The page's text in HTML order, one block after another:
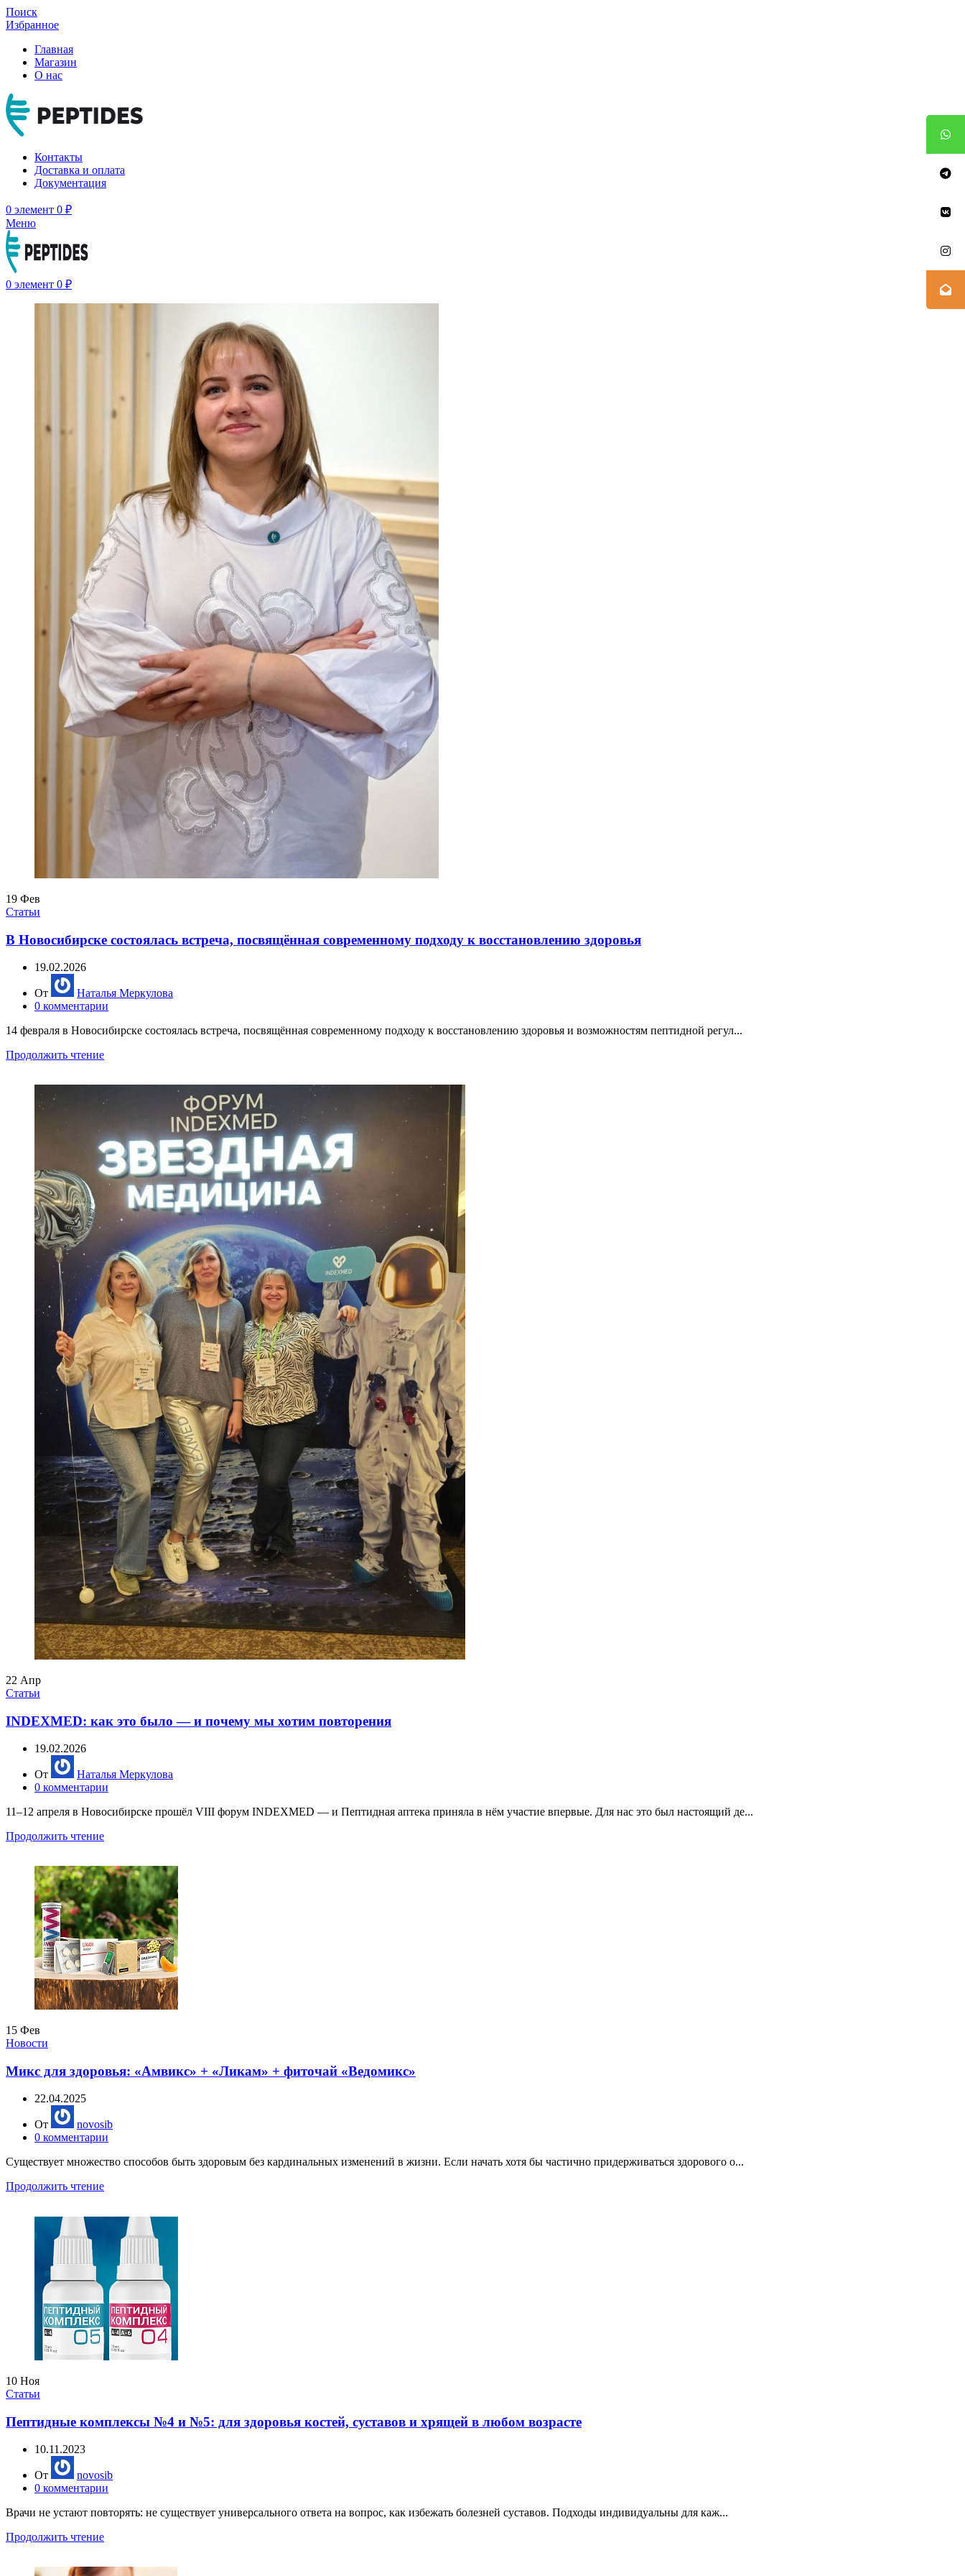
Поиск
Избранное
Главная
Магазин
О нас
Контакты
Доставка и оплата
Документация
0 элемент 0 ₽
Меню
0 элемент 0 ₽
19 Фев
Статьи
В Новосибирске состоялась встреча, посвящённая современному подходу к восстановлению здоровья
19.02.2026
От
Наталья Меркулова
0 комментарии
14 февраля в Новосибирске состоялась встреча, посвящённая современному подходу к восстановлению здоровья и возможностям пептидной регул...
Продолжить чтение
22 Апр
Статьи
INDEXMED: как это было — и почему мы хотим повторения
19.02.2026
От
Наталья Меркулова
0 комментарии
11–12 апреля в Новосибирске прошёл VIII форум INDEXMED — и Пептидная аптека приняла в нём участие впервые. Для нас это был настоящий де...
Продолжить чтение
15 Фев
Новости
Микс для здоровья: «Амвикс» + «Ликам» + фиточай «Ведомикс»
22.04.2025
От
novosib
0 комментарии
Существует множество способов быть здоровым без кардинальных изменений в жизни. Если начать хотя бы частично придерживаться здорового о...
Продолжить чтение
10 Ноя
Статьи
Пептидные комплексы №4 и №5: для здоровья костей, суставов и хрящей в любом возрасте
10.11.2023
От
novosib
0 комментарии
Врачи не устают повторять: не существует универсального ответа на вопрос, как избежать болезней суставов. Подходы индивидуальны для каж...
Продолжить чтение